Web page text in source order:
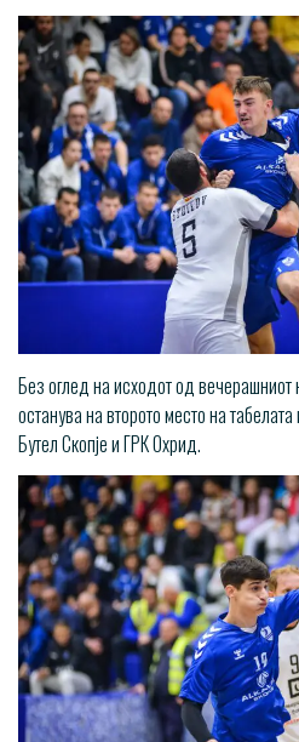
Без оглед на исходот од
останува на второто место на
Бутел Скопје и ГРК Охрид.